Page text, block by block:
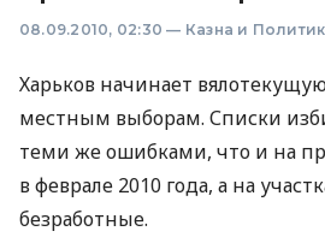
08.09.2010, 02:30 — Казна и
Харьков начинает
местным выборам. Списки
теми же ошибками, что и на
в феврале 2010 года, а на
безработные.